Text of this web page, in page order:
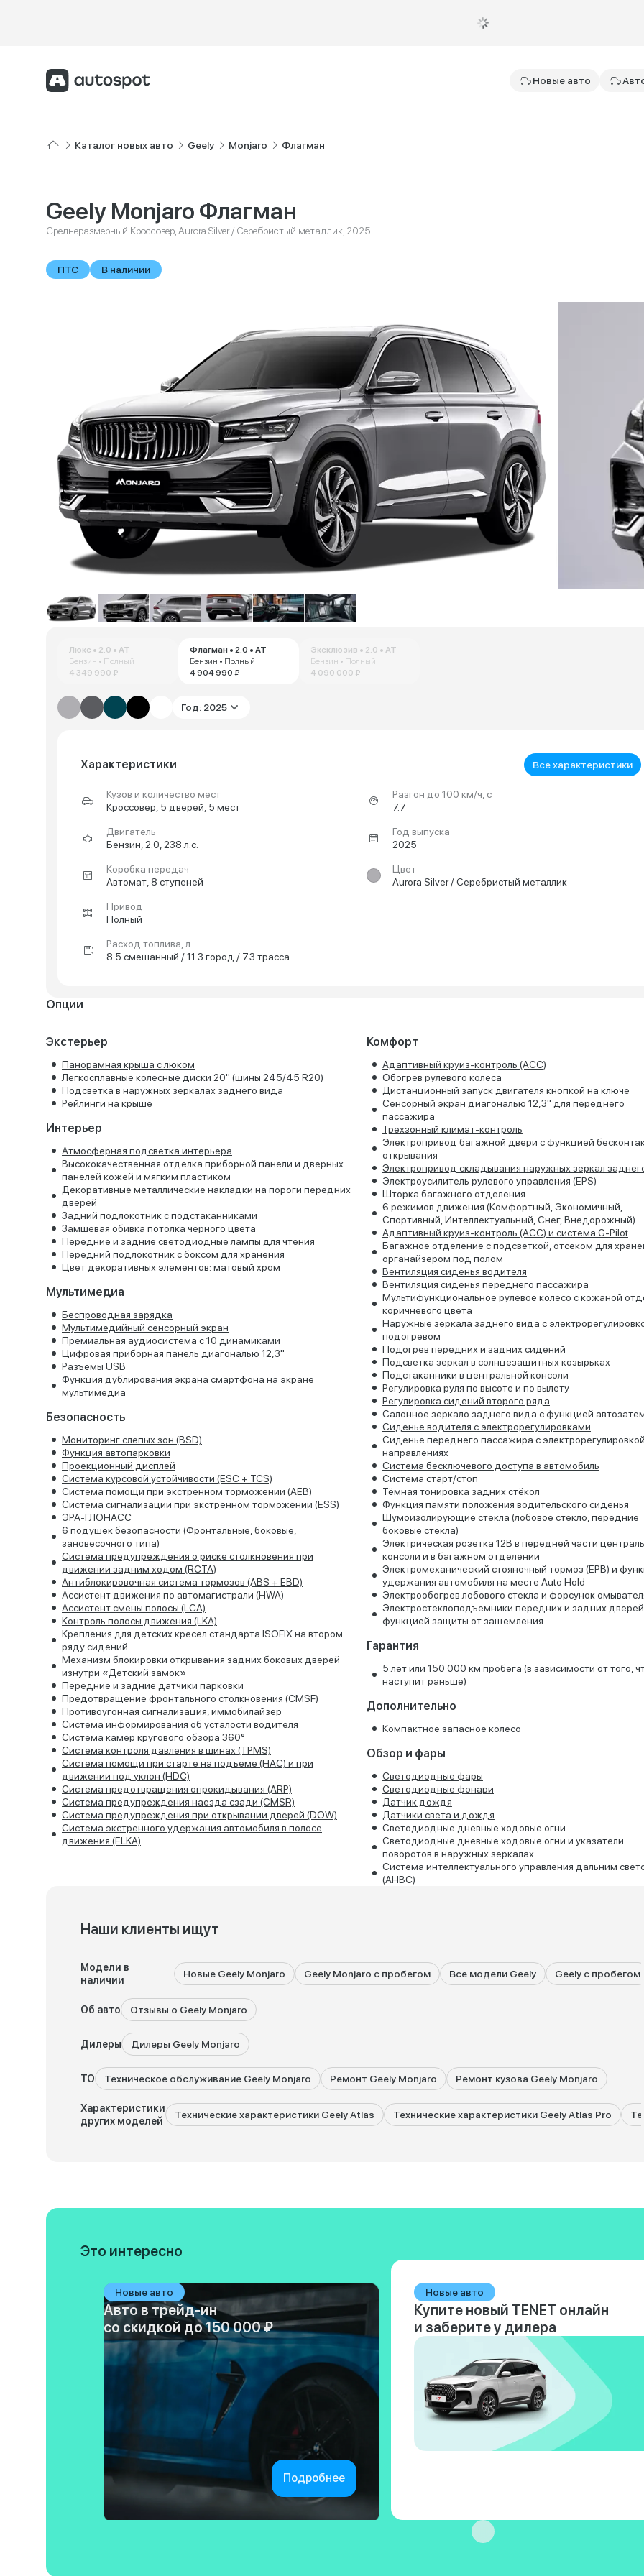
Новые авто
Каталог новых авто Geely Monjaro Флагман
Geely Monjaro Флагман
Среднеразмерный Кроссовер, Aurora Silver / Серебристый металлик, 2025
ПТС В наличии
Люкс • 2.0 • AT
Бензин • Полный
4 349 990 ₽
Флагман • 2.0 • AT
Бензин • Полный
4 904 990 ₽
Эксклюзив • 2.0 • AT
Бензин • Полный
4 090 000 ₽
Год: 2025
Характеристики Все характеристики
Кузов и количество мест
Кроссовер, 5 дверей, 5 мест
Двигатель
Бензин, 2.0, 238 л.с.
Коробка передач
Автомат, 8 ступеней
Привод
Полный
Расход топлива, л
8.5 смешанный / 11.3 город / 7.3 трасса
Разгон до 100 км/ч, с
7.7
Год выпуска
2025
Цвет
Aurora Silver / Серебристый металлик
Опции
Экстерьер
Панорамная крыша с люком
Легкосплавные колесные диски 20" (шины 245/45 R20)
Подсветка в наружных зеркалах заднего вида
Рейлинги на крыше
Интерьер
Атмосферная подсветка интерьера
Высококачественная отделка приборной панели и дверных
панелей кожей и мягким пластиком
Декоративные металлические накладки на пороги передних
дверей
Задний подлокотник с подстаканниками
Замшевая обивка потолка чёрного цвета
Передние и задние светодиодные лампы для чтения
Передний подлокотник с боксом для хранения
Цвет декоративных элементов: матовый хром
Мультимедиа
Беспроводная зарядка
Мультимедийный сенсорный экран
Премиальная аудиосистема с 10 динамиками
Цифровая приборная панель диагональю 12,3"
Разъемы USB
Функция дублирования экрана смартфона на экране
мультимедиa
Безопасность
Мониторинг слепых зон (BSD)
Функция автопарковки
Проекционный дисплей
Система курсовой устойчивости (ESC + TCS)
Система помощи при экстренном торможении (AEB)
Система сигнализации при экстренном торможении (ESS)
ЭРА-ГЛОНАСС
6 подушек безопасности (Фронтальные, боковые,
зановесочного типа)
Cистема предупреждения о риске столкновения при
движении задним ходом (RCTA)
Антиблокировочная система тормозов (ABS + EBD)
Ассистент движения по автомагистрали (HWA)
Ассистент смены полосы (LCA)
Контроль полосы движения (LKA)
Крепления для детских кресел стандарта ISOFIX на втором
ряду сидений
Механизм блокировки открывания задних боковых дверей
изнутри «Детский замок»
Передние и задние датчики парковки
Предотвращение фронтального столкновения (CMSF)
Противоугонная сигнализация, иммобилайзер
Система информирования об усталости водителя
Система камер кругового обзора 360°
Система контроля давления в шинах (TPMS)
Система помощи при старте на подъеме (HАC) и при
движении под уклон (HDC)
Система предотвращения опрокидывания (ARP)
Система предупреждения наезда сзади (CMSR)
Система предупреждения при открывании дверей (DOW)
Система экстренного удержания автомобиля в полосе
движения (ELKA)
Комфорт
Адаптивный круиз-контроль (ACC)
Обогрев рулевого колеса
Дистанционный запуск двигателя кнопкой на ключе
Сенсорный экран диагональю 12,3" для переднего
пассажира
Трёхзонный климат-контроль
Электропривод багажной двери с функцией
открывания
Электропривод складывания наружных зеркал
Электроусилитель рулевого управления (EPS)
Шторка багажного отделения
6 режимов движения (Комфортный, Экономичный,
Спортивный, Интеллектуальный, Снег, Внедорожный)
Адаптивный круиз-контроль (ACC) и система G-Pilot
Багажное отделение с подсветкой, отсеком для
органайзером под полом
Вентиляция сиденья водителя
Вентиляция сиденья переднего пассажира
Мультифункциональное рулевое колесо с кожаной
коричневого цвета
Наружные зеркала заднего вида с
подогревом
Подогрев передних и задних сидений
Подсветка зеркал в солнцезащитных козырьках
Подстаканники в центральной консоли
Регулировка руля по высоте и по вылету
Регулировка сидений второго ряда
Салонное зеркало заднего вида с функцией
Сиденье водителя с электрорегулировками
Сиденье переднего пассажира с
направлениях
Система бесключевого доступа в автомобиль
Система старт/стоп
Тёмная тонировка задних стёкол
Функция памяти положения водительского сиденья
Шумоизолирующие стёкла (лобовое стекло, передние
боковые стёкла)
Электрическая розетка 12В в передней части
консоли и в багажном отделении
Электромеханический стояночный тормоз (EPB) и
удержания автомобиля на месте Auto Hold
Электрообогрев лобового стекла и форсунок
Электростеклоподъемники передних и задних
функцией защиты от защемления
Гарантия
5 лет или 150 000 км пробега (в зависимости от того,
наступит раньше)
Дополнительно
Компактное запасное колесо
Обзор и фары
Светодиодные фары
Светодиодные фонари
Датчик дождя
Датчики света и дождя
Светодиодные дневные ходовые огни
Светодиодные дневные ходовые огни и указатели
поворотов в наружных зеркалах
Система интеллектуального управления дальним
(AHBC)
Наши клиенты ищут
Модели в
наличии
Новые Geely Monjaro Geely Monjaro с пробегом Все модели Geely Geely с пробегом
Об авто Отзывы о Geely Monjaro
Дилеры Дилеры Geely Monjaro
ТО Техническое обслуживание Geely Monjaro Ремонт Geely Monjaro Ремонт кузова Geely Monjaro
Характеристики
других моделей
Технические характеристики Geely Atlas Технические характеристики Geely Atlas Pro
Это интересно
Новые авто
Авто в трейд-ин
со скидкой до 150 000 ₽
Подробнее
Новые авто
Купите новый TENET онлайн
и заберите у дилера